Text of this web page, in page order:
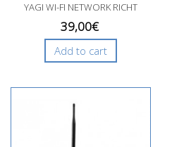
YAGI WI-FI NETWORK RICHT
ANTENNE...
39,00€
Add to cart